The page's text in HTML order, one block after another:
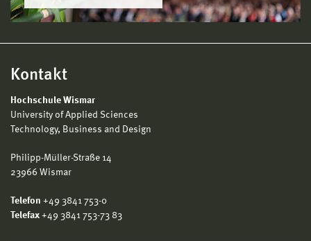
Kontakt
Hochschule Wismar
University of Applied Sciences
Technology, Business and Design
Philipp-Müller-Straße 14
23966 Wismar
Telefon +49 3841 753-0
Telefax +49 3841 753-73 83